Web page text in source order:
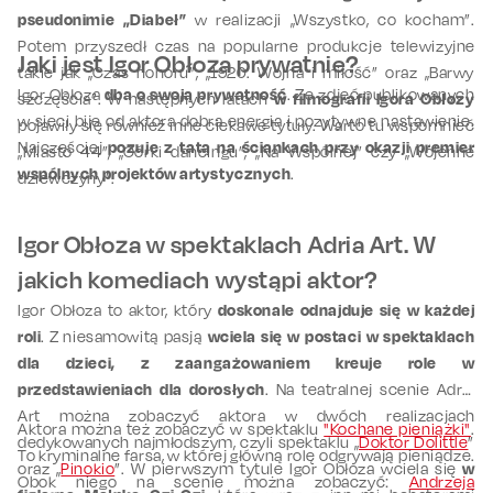
pseudonimie „Diabeł” w realizacji „Wszystko, co kocham”.
Potem przyszedł czas na popularne produkcje telewizyjne
takie jak „Czas honoru”, „1920. Wojna i miłość” oraz „Barwy
szczęścia”. W następnych latachw filmografii Igora Obłozy
pojawiły się również inne ciekawe tytuły. Warto tu wspomnieć
„Miasto 44”, „Córki dancingu”, „Na Wspólnej” czy „Wojenne
dziewczyny”.
Jaki jest Igor Obłoza prywatnie?
Igor Obłoza dba o swoją prywatność. Ze zdjęć publikowanych
w sieci bije od aktora dobra energia i pozytywne nastawienie.
Najczęściejpozuje z tatą na ściankach przy okazji premier
wspólnych projektów artystycznych.
Igor Obłoza w spektaklach Adria Art. W
jakich komediach wystąpi aktor?
Igor Obłoza to aktor, który doskonale odnajduje się w każdej
roli. Z niesamowitą pasjąwciela się w postaci w spektaklach
dla dzieci, z zaangażowaniem kreuje role w
przedstawieniach dla dorosłych. Na teatralnej scenie Adria
Art można zobaczyć aktora w dwóch realizacjach
dedykowanych najmłodszym, czyli spektaklu „Doktor Dolittle”
oraz „Pinokio”. W pierwszym tytule Igor Obłoza wciela sięw
Aktora można też zobaczyć w spektaklu"Kochane pieniążki".
To kryminalne farsa, w której główną rolę odgrywają pieniądze.
Obok niego na scenie można zobaczyć: Andrzeja